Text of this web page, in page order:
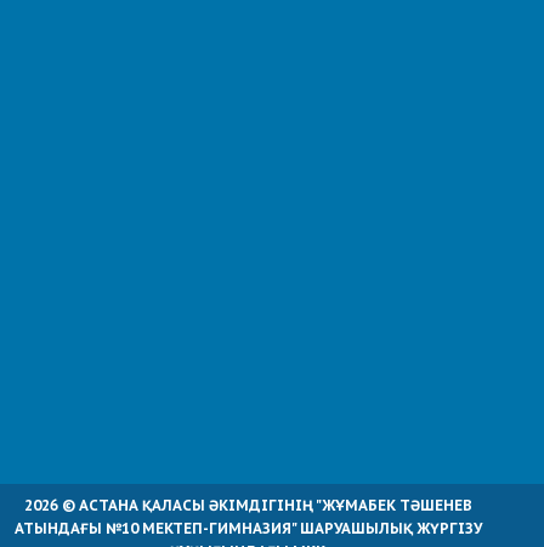
2026 © АСТАНА ҚАЛАСЫ ӘКІМДІГІНІҢ "ЖҰМАБЕК ТӘШЕНЕВ
АТЫНДАҒЫ №10 МЕКТЕП-ГИМНАЗИЯ" ШАРУАШЫЛЫҚ ЖҮРГІЗУ